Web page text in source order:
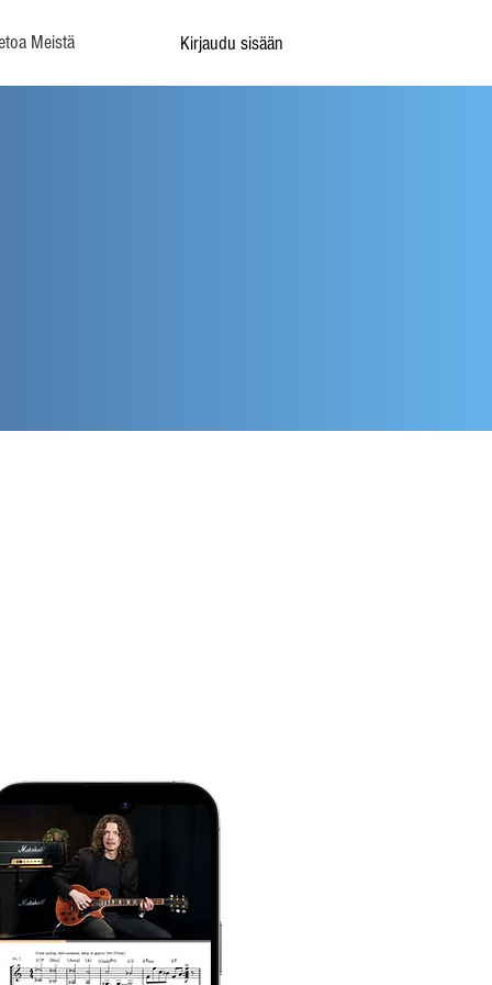
Meistä Kirjaudu sisään